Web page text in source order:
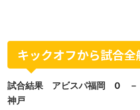
キックオフから試合全
試合結果 アビスパ福岡 0
神戸